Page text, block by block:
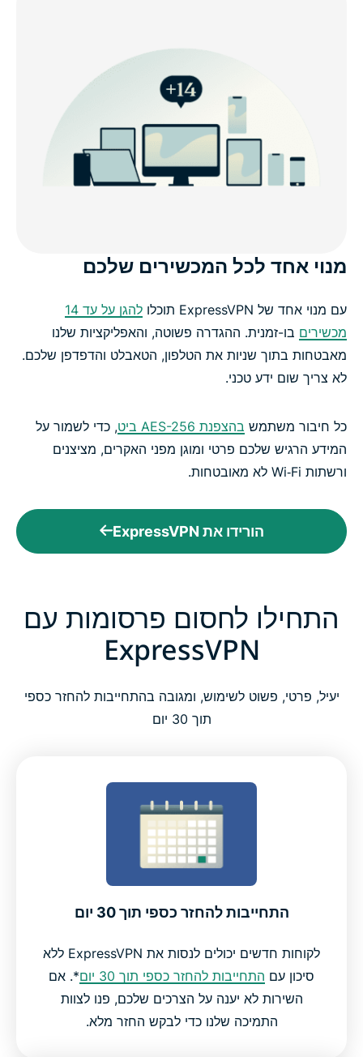
מנוי אחד לכל המכשירים שלכם
עם מנוי אחד של ExpressVPN תוכלו
להגן על עד 14
מכשירים בו-זמנית. ההגדרה פשוטה, והאפליקציות שלנו
מאבטחות בתוך שניות את הטלפון, הטאבלט והדפדפן שלכם.
לא צריך שום ידע טכני.
כל חיבור משתמש בהצפנת AES-256 ביט
, כדי לשמור על
המידע הרגיש שלכם פרטי ומוגן מפני האקרים, מציצנים
ורשתות Wi‑Fi לא מאובטחות.
הורידו את ExpressVPN
התחילו לחסום פרסומות עם
ExpressVPN
יעיל, פרטי, פשוט לשימוש, ומגובה בהתחייבות להחזר כספי
תוך 30 יום
התחייבות להחזר כספי תוך 30 יום
לקוחות חדשים יכולים לנסות את ExpressVPN ללא
סיכון עם התחייבות להחזר כספי תוך 30 יום
*. אם
השירות לא יענה על הצרכים שלכם, פנו לצוות
התמיכה שלנו כדי לבקש החזר מלא.